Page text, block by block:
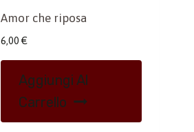
Amor che riposa
6,00 €
Aggiungi Al
Carrello